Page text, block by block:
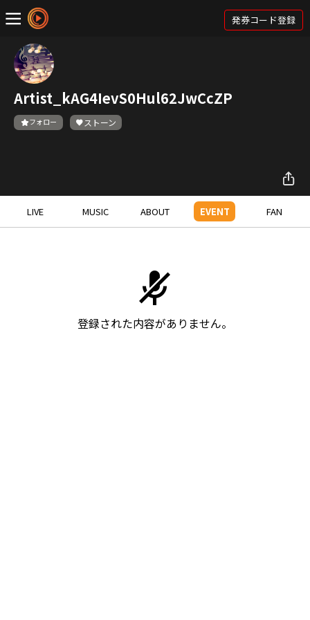
発券コード登録
Artist_kAG4IevS0Hul62JwCcZP
フォロー ストーン
LIVE MUSIC ABOUT EVENT FAN
登録された内容がありません。